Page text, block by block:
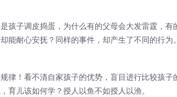
孩子调皮捣蛋，为什么有的父母会大发雷霆，
能耐心安抚？同样的事件，却产生了不同的行
律！看不清自家孩子的优势，盲目进行比较孩
育儿该如何学？授人以鱼不如授人以渔。